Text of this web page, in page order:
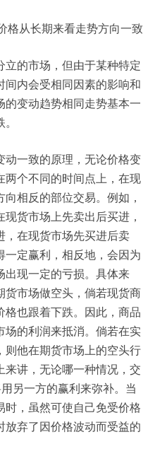
格从长期来看走势方向一致
的市场，但由于某种特定
内会受相同因素的影响和
变动趋势相同走势基本一
一致的原理，无论价格变
个不同的时间点上，在现
相反的部位交易。例如，
货市场上先卖出后买进，
，在现货市场先买进后卖
定赢利，相反地，会因为
出现一定的亏损。具体来
市场做空头，倘若现货商
也跟着下跌。因此，商品
的利润来抵消。倘若在实
他在期货市场上的空头行
讲，无论哪一种情况，交
另一方的赢利来弥补。当
，虽然可使自己免受价格
弃了因价格波动而受益的